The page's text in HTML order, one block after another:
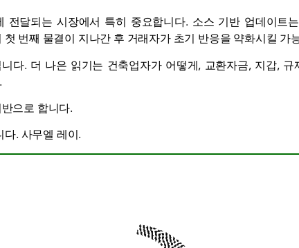
전달되는 시장에서 특히 중요합니다. 소스 기반 업데이트
번째 물결이 지나간 후 ​​거래자가 초기 반응을 약화시킬 가
다. 더 나은 읽기는 건축업자가 어떻게, 교환자금, 지갑, 규
으로 합니다.
다. 사무엘 레이 .